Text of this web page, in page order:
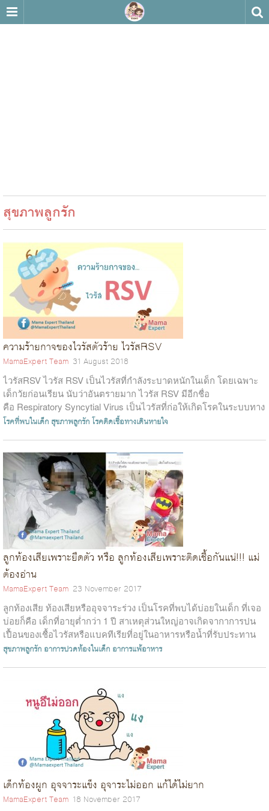
สุขภาพลูกรัก
ความร้ายกาจของไวรัสตัวร้าย ไวรัสRSV
MamaExpert Team 31 August 2018
ไวรัสRSV ไวรัส RSV เป็นไวรัสที่กำลังระบาดหนักในเด็ก โดยเฉพาะ
เด็กวัยก่อนเรียน นับว่าอันตรายมาก ไวรัส RSV มีอีกชื่อ
คือ Respiratory Syncytial Virus เป็นไวรัสที่ก่อให้เกิดโรคในระบบทาง
เดินหายใจ...
โรคที่พบในเด็ก สุขภาพลูกรักโรคติดเชื้อทางเดินหายใจ
ลูกท้องเสียเพราะยืดตัว หรือ ลูกท้องเสียเพราะติดเชื้อกันแน่!!! แม่
ต้องอ่าน
MamaExpert Team 23 November 2017
ลูกท้องเสีย ท้องเสียหรืออุจจาระร่วง เป็นโรคที่พบได้บ่อยในเด็ก ที่เจอ
บ่อยก็คือ เด็กที่อายุต่ำกว่า 1 ปี สาเหตุส่วนใหญ่อาจเกิดจากาการปน
เปื้อนของเชื้อไวรัสหรือแบคทีเรียที่อยู่ในอาหารหรือน้ำที่รับประทาน
ห...
สุขภาพลูกรัก อาการปวดท้องในเด็ก อาการแพ้อาหาร
เด็กท้องผูก อุจจาระแข็ง อุจาระไม่ออก แก้ได้ไม่ยาก
MamaExpert Team 18 November 2017